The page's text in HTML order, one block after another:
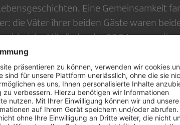
Eine Gemeinsamkeit
die Väter ihrer beiden Gäste waren
Mitglieder der SRG Luzern, die
offerierten Kaffee und Gipfeli dem
nachgehört werden: Zur